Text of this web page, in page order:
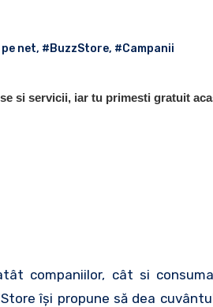
net, #BuzzStore, #Campanii
si servicii, iar tu primesti gratuit
companiilor, cât si
își propune să dea